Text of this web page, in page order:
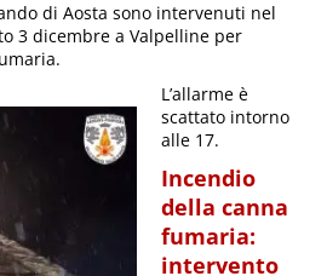
di Aosta sono intervenuti nel
3 dicembre a Valpelline per
L’allarme è
scattato intorno
alle 17.
Incendio
della canna
fumaria:
intervento